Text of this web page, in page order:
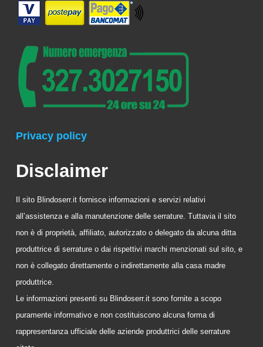
Privacy policy
Disclaimer
Il sito Blindoserr.it fornisce informazioni e servizi relativi
all’assistenza e alla manutenzione delle serrature. Tuttavia il sito
non è di proprietà, affiliato, autorizzato o delegato da alcuna ditta
produttrice di serrature o dai rispettivi marchi menzionati sul sito, e
non è collegato direttamente o indirettamente alla casa madre
produttrice.
Le informazioni presenti su Blindoserr.it sono fornite a scopo
puramente informativo e non costituiscono alcuna forma di
rappresentanza ufficiale delle aziende produttrici delle serrature